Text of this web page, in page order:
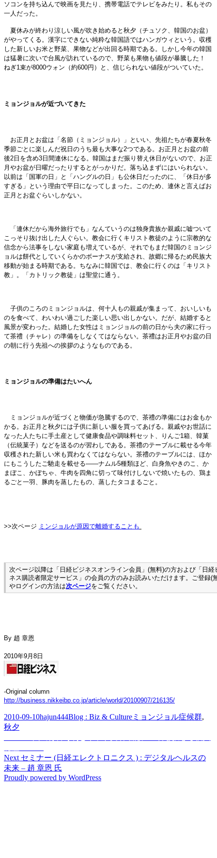
ソコンを持ち込んで映画を見たり、携帯電話でテレビをみたり。私もその
一人だった。
夏休みが終わり涼しい風が吹き始めると秋夕（チュソク、韓国のお盆）
がやってくる。漢字にできない純粋な韓国語ではハンガウィという。収穫
した新しいお米と野菜、果物などが出回る時期である。しかし今年の韓国
は猛暑に次いで台風が訪れているので、野菜も果物も値段が暴騰した！
ねぎ1束が8000ウォン（約600円）と、信じられない値段がついていた。
ミョンジョルが近づいてきた
お正月とお盆は「名節（ミョンジョル）」といい、先祖たちが春夏秋冬
季節ごとに楽しんだ祝日のうち最も大事な2つである。お正月とお盆の前
後2日を含め3日間連休になる。韓国はまだ振り替え休日がないので、お正
月やお盆が日曜だったりするとがっかりだ。落ち込まずにはいられない。
以前は「国軍の日」と「ハングルの日」も公休日だったのに、「休日が多
すぎる」という理由で平日になってしまった。このため、連休と言えばお
正月とお盆ぐらいしかない。
「連休だから海外旅行でも」なんていうのは独身貴族か親戚に嘘ついて
こっそり抜け出した人ぐらい。教会に行くキリスト教徒のように宗教的な
信念から法事をしない家庭も増えているが、それでもまだ韓国のミョンジ
ョルは餅代としていくらかのボーナスが支給され、故郷に帰るため民族大
移動が始まる時期である。ちなみに韓国では、教会に行くのは「キリスト
教」。「カトリック教徒」は聖堂に通う。
子供のころのミョンジョルは、何十人もの親戚が集まって、おいしいも
のを食べて、わいわい過ごした楽しい思い出しかない。だが、結婚すると
風景が変わった。結婚した女性はミョンジョルの前の日から夫の家に行っ
て茶禮（チャレ）の準備をしなくてはならない。茶禮はお正月やお盆の日
の朝に行う先祖への挨拶のようなものである。
ミョンジョルの準備はたいへん
ミョンジョルが近づくと物価が急騰するので、茶禮の準備にはお金もか
かる。お正月と秋夕には子供に新しい服を買ってあげる。親戚やお世話に
なった人たちに手土産として健康食品や調味料セット、りんご1箱、韓菓
（伝統菓子）などを送るのが習わしである。茶禮のテーブルに載せる今年
収穫された新しい米も買わなくてはならない。茶禮のテーブルには、ほか
にもこうしたご馳走を載せる――ナムル5種類ほど、白身魚やきのこ、か
まぼこ、かぼちゃ、牛肉を四角に切って味付けしないで焼いたもの、鶏ま
るごと一羽、豚肉を蒸したもの、蒸したタコまるごと。
>>次ページ ミンジョルが原因で離婚することも
次ページ以降は「日経ビジネスオンライン会員」(無料)の方および「日経
ネス購読者限定サービス」の会員の方のみお読みいただけます。ご登録(
やログインの方法は次ページをご覧ください。
By 趙 章恩
2010年9月8日
-Original column
http://business.nikkeibp.co.jp/article/world/20100907/216135/
Posted
on
2010-09-10Author
hajun444Categories
Blog : Biz & CultureTags
ミョンジョル症候群,
秋夕
Post
navigation
Next Next
post:
セミナー (日経エレクトロニクス ) : デジタルヘルスの
未来 – 趙 章恩 氏
Proudly powered by WordPress